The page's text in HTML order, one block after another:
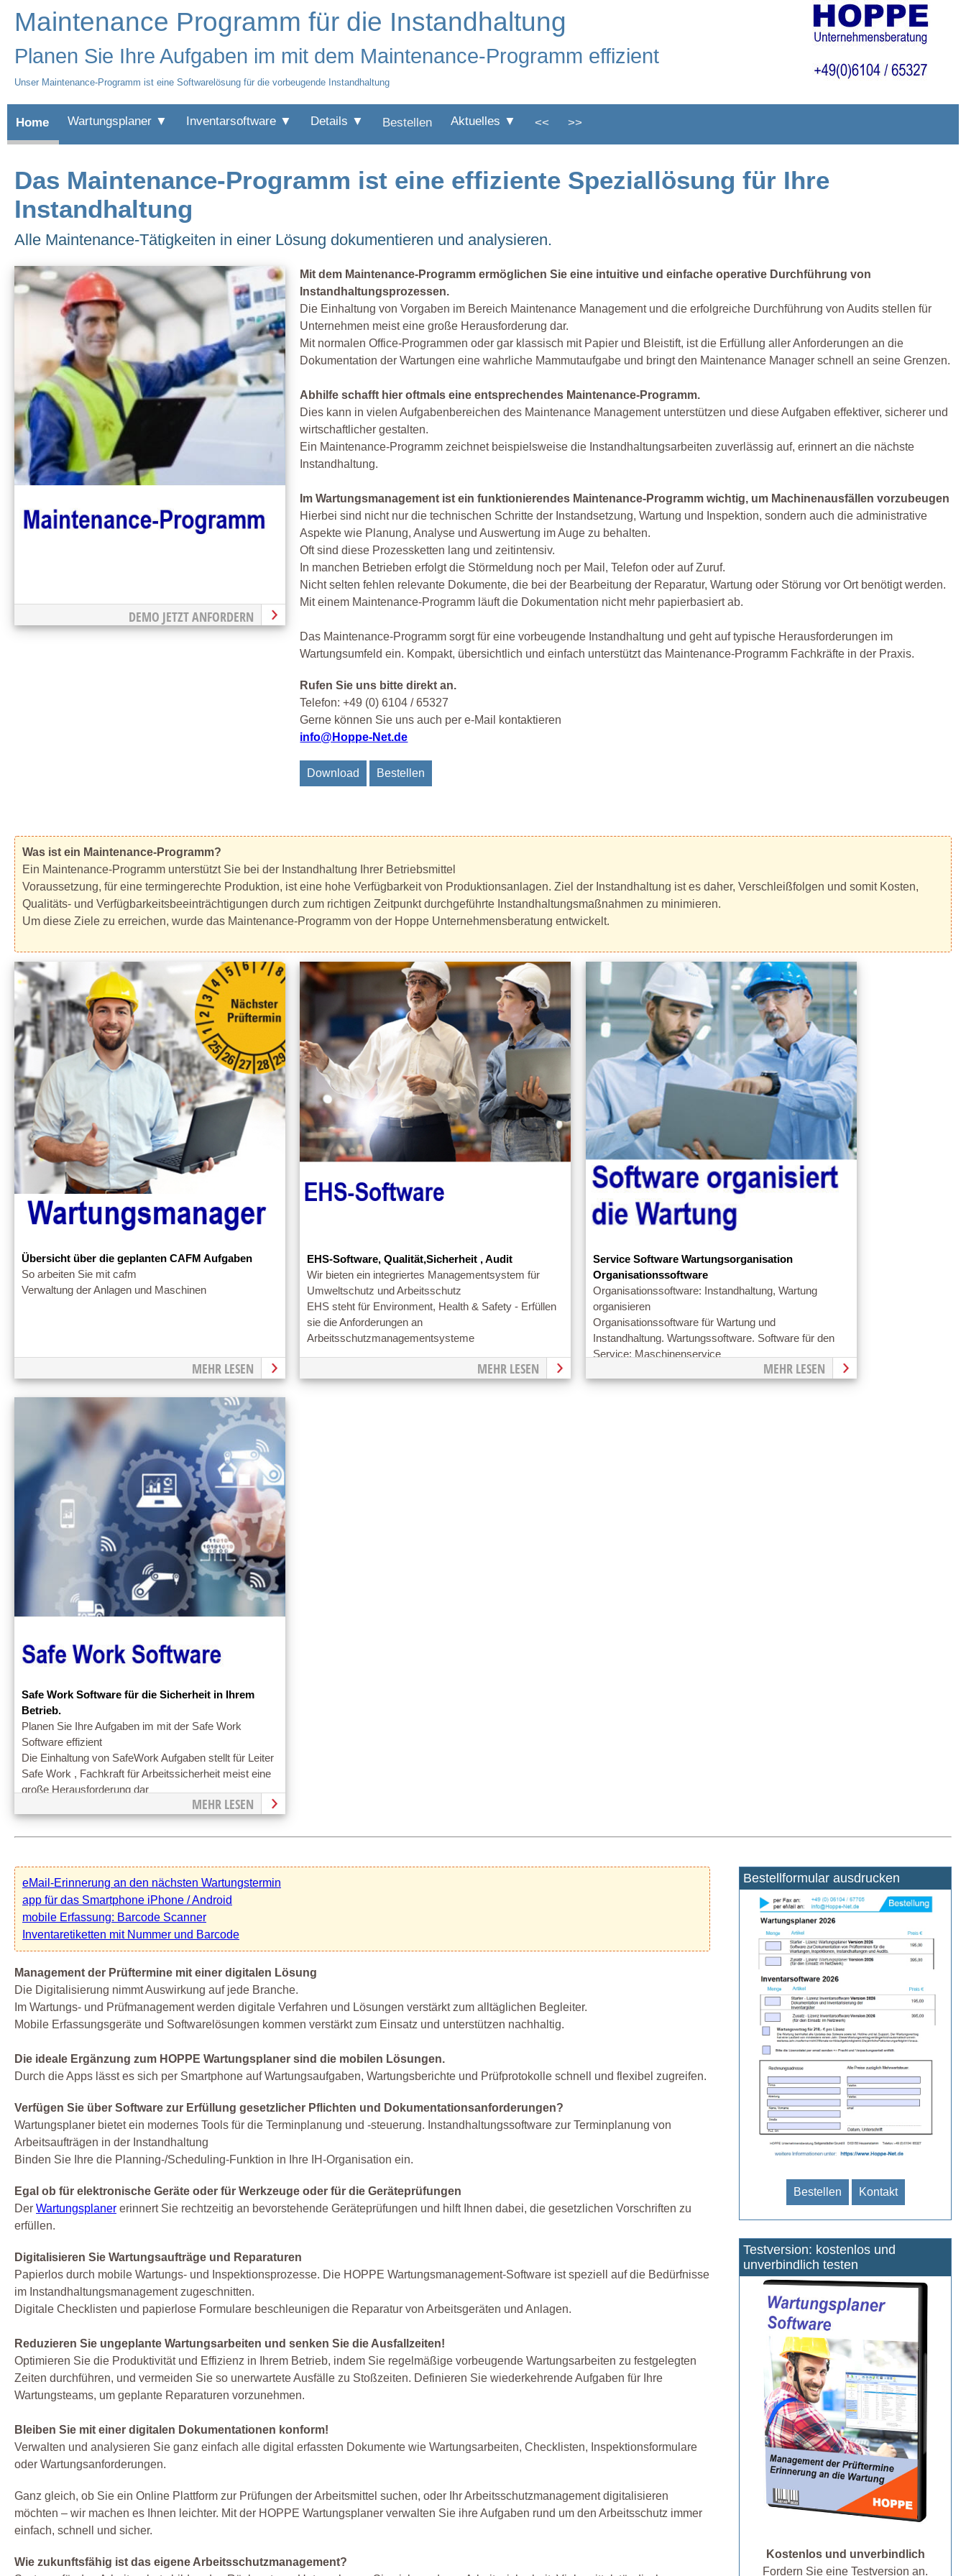
Maintenance Programm für die Instandhaltung
Planen Sie Ihre Aufgaben im mit dem Maintenance-Programm effizient
Unser Maintenance-Programm ist eine Softwarelösung für die vorbeugende Instandhaltung
Home Wartungsplaner ▼ Inventarsoftware ▼ Details ▼ Bestellen Aktuelles ▼ << >>
Das Maintenance-Programm ist eine effiziente Speziallösung für Ihre
Instandhaltung
Alle Maintenance-Tätigkeiten in einer Lösung dokumentieren und analysieren.
DEMO JETZT ANFORDERN
Mit dem Maintenance-Programm ermöglichen Sie eine intuitive und einfache operative Durchführung von
Instandhaltungsprozessen.
Die Einhaltung von Vorgaben im Bereich Maintenance Management und die erfolgreiche Durchführung von Audits stellen für
Unternehmen meist eine große Herausforderung dar.
Mit normalen Office-Programmen oder gar klassisch mit Papier und Bleistift, ist die Erfüllung aller Anforderungen an die
Dokumentation der Wartungen eine wahrliche Mammutaufgabe und bringt den Maintenance Manager schnell an seine Grenzen.
Abhilfe schafft hier oftmals eine entsprechendes Maintenance-Programm.
Dies kann in vielen Aufgabenbereichen des Maintenance Management unterstützen und diese Aufgaben effektiver, sicherer und
wirtschaftlicher gestalten.
Ein Maintenance-Programm zeichnet beispielsweise die Instandhaltungsarbeiten zuverlässig auf, erinnert an die nächste
Instandhaltung.
Im Wartungsmanagement ist ein funktionierendes Maintenance-Programm wichtig, um Machinenausfällen vorzubeugen
Hierbei sind nicht nur die technischen Schritte der Instandsetzung, Wartung und Inspektion, sondern auch die administrative
Aspekte wie Planung, Analyse und Auswertung im Auge zu behalten.
Oft sind diese Prozessketten lang und zeitintensiv.
In manchen Betrieben erfolgt die Störmeldung noch per Mail, Telefon oder auf Zuruf.
Nicht selten fehlen relevante Dokumente, die bei der Bearbeitung der Reparatur, Wartung oder Störung vor Ort benötigt werden.
Mit einem Maintenance-Programm läuft die Dokumentation nicht mehr papierbasiert ab.
Das Maintenance-Programm sorgt für eine vorbeugende Instandhaltung und geht auf typische Herausforderungen im
Wartungsumfeld ein. Kompakt, übersichtlich und einfach unterstützt das Maintenance-Programm Fachkräfte in der Praxis.
Rufen Sie uns bitte direkt an.
Telefon: +49 (0) 6104 / 65327
Gerne können Sie uns auch per e-Mail kontaktieren
info@Hoppe-Net.de
Download Bestellen
Was ist ein Maintenance-Programm?
Ein Maintenance-Programm unterstützt Sie bei der Instandhaltung Ihrer Betriebsmittel
Voraussetzung, für eine termingerechte Produktion, ist eine hohe Verfügbarkeit von Produktionsanlagen. Ziel der Instandhaltung ist es daher, Verschleißfolgen und somit Kosten,
Qualitäts- und Verfügbarkeitsbeeinträchtigungen durch zum richtigen Zeitpunkt durchgeführte Instandhaltungsmaßnahmen zu minimieren.
Um diese Ziele zu erreichen, wurde das Maintenance-Programm von der Hoppe Unternehmensberatung entwickelt.
Übersicht über die geplanten CAFM Aufgaben
So arbeiten Sie mit cafm
Verwaltung der Anlagen und Maschinen
MEHR LESEN
EHS-Software, Qualität,Sicherheit , Audit
Wir bieten ein integriertes Managementsystem für
Umweltschutz und Arbeitsschutz
EHS steht für Environment, Health & Safety - Erfüllen
sie die Anforderungen an
Arbeitsschutzmanagementsysteme
MEHR LESEN
Service Software Wartungsorganisation
Organisationssoftware
Organisationssoftware: Instandhaltung, Wartung
organisieren
Organisationssoftware für Wartung und
Instandhaltung. Wartungssoftware. Software für den
Service: Maschinenservice
MEHR LESEN
Safe Work Software für die Sicherheit in Ihrem
Betrieb.
Planen Sie Ihre Aufgaben im mit der Safe Work
Software effizient
Die Einhaltung von SafeWork Aufgaben stellt für Leiter
Safe Work , Fachkraft für Arbeitssicherheit meist eine
große Herausforderung dar
MEHR LESEN
eMail-Erinnerung an den nächsten Wartungstermin
app für das Smartphone iPhone / Android
mobile Erfassung: Barcode Scanner
Inventaretiketten mit Nummer und Barcode
Management der Prüftermine mit einer digitalen Lösung
Die Digitalisierung nimmt Auswirkung auf jede Branche.
Im Wartungs- und Prüfmanagement werden digitale Verfahren und Lösungen verstärkt zum alltäglichen Begleiter.
Mobile Erfassungsgeräte und Softwarelösungen kommen verstärkt zum Einsatz und unterstützen nachhaltig.
Die ideale Ergänzung zum HOPPE Wartungsplaner sind die mobilen Lösungen.
Durch die Apps lässt es sich per Smartphone auf Wartungsaufgaben, Wartungsberichte und Prüfprotokolle schnell und flexibel zugreifen.
Verfügen Sie über Software zur Erfüllung gesetzlicher Pflichten und Dokumentationsanforderungen?
Wartungsplaner bietet ein modernes Tools für die Terminplanung und -steuerung. Instandhaltungssoftware zur Terminplanung von
Arbeitsaufträgen in der Instandhaltung
Binden Sie Ihre die Planning-/Scheduling-Funktion in Ihre IH-Organisation ein.
Egal ob für elektronische Geräte oder für Werkzeuge oder für die Geräteprüfungen
Der Wartungsplaner erinnert Sie rechtzeitig an bevorstehende Geräteprüfungen und hilft Ihnen dabei, die gesetzlichen Vorschriften zu
erfüllen.
Digitalisieren Sie Wartungsaufträge und Reparaturen
Papierlos durch mobile Wartungs- und Inspektionsprozesse. Die HOPPE Wartungsmanagement-Software ist speziell auf die Bedürfnisse
im Instandhaltungsmanagement zugeschnitten.
Digitale Checklisten und papierlose Formulare beschleunigen die Reparatur von Arbeitsgeräten und Anlagen.
Reduzieren Sie ungeplante Wartungsarbeiten und senken Sie die Ausfallzeiten!
Optimieren Sie die Produktivität und Effizienz in Ihrem Betrieb, indem Sie regelmäßige vorbeugende Wartungsarbeiten zu festgelegten
Zeiten durchführen, und vermeiden Sie so unerwartete Ausfälle zu Stoßzeiten. Definieren Sie wiederkehrende Aufgaben für Ihre
Wartungsteams, um geplante Reparaturen vorzunehmen.
Bleiben Sie mit einer digitalen Dokumentationen konform!
Verwalten und analysieren Sie ganz einfach alle digital erfassten Dokumente wie Wartungsarbeiten, Checklisten, Inspektionsformulare
oder Wartungsanforderungen.
Ganz gleich, ob Sie ein Online Plattform zur Prüfungen der Arbeitsmittel suchen, oder Ihr Arbeitsschutzmanagement digitalisieren
möchten – wir machen es Ihnen leichter. Mit der HOPPE Wartungsplaner verwalten Sie ihre Aufgaben rund um den Arbeitsschutz immer
einfach, schnell und sicher.
Wie zukunftsfähig ist das eigene Arbeitsschutzmanagement?
Bestellformular ausdrucken
Bestellen Kontakt
Testversion: kostenlos und
unverbindlich testen
Kostenlos und unverbindlich
Fordern Sie eine Testversion an.